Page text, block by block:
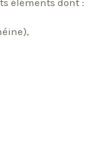
éléments dont :